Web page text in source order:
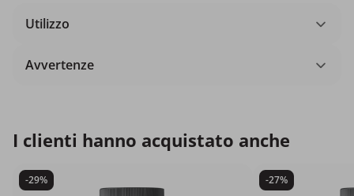
Utilizzo
Avvertenze
I clienti hanno acquistato anche
-29% -27%